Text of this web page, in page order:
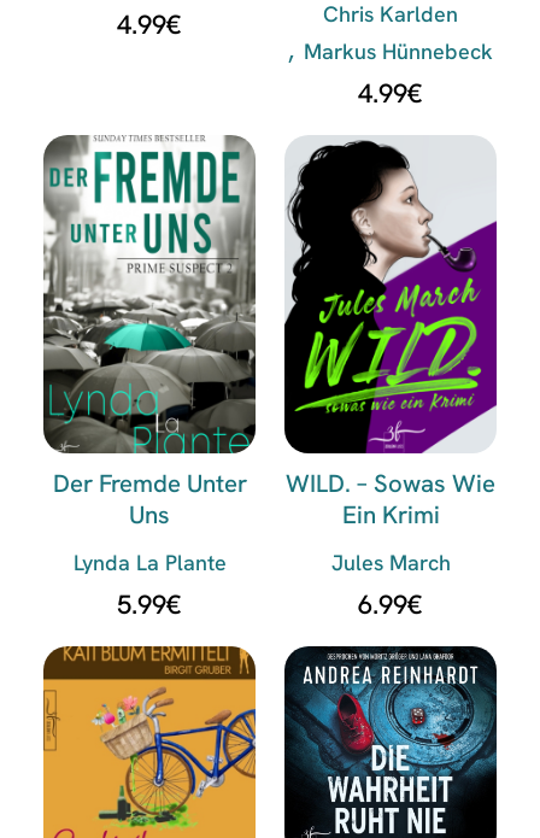
4.99€
Chris Karlden
Markus Hünnebeck
4.99€
Der Fremde Unter
Uns
Lynda La Plante
5.99€
WILD. – Sowas Wie
Ein Krimi
Jules March
6.99€